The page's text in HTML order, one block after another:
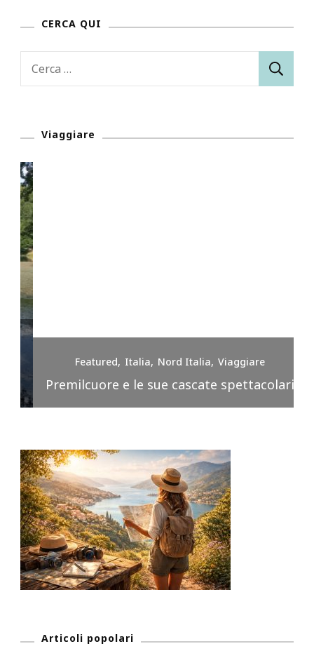
CERCA QUI
Ricerca
Viaggiare
Featured Italia Nord Italia Viaggiare
Premilcuore e le sue cascate spettacolari
Articoli popolari